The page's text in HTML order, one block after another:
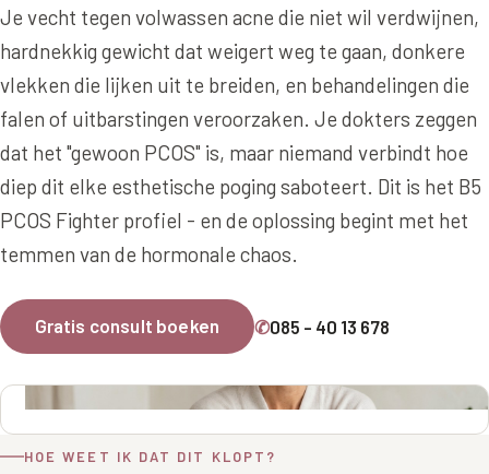
Hangende oogleden
Traangoot en wallen
Ingevallen slapen
MIDDEN & MOND
Lippen
Nasolabiale plooi
Mondhoeken
Verticale liplijntjes
Ellansé
Juvéderm Voluma
Juvéderm Volift
Juvéderm Volbella
Prostrolane
Restylane
Structuur Verlies Profiel
Erfelijke Jowl Profiel
Insuline Zwelling Profiel
Menopauze Veroudering profiel
PCOS Huid profiel
Overgevoelige Huid Profiel
Chronische ontstekingsprofiel
◍Nijmegen◍Sittard◍Enschede
085 40 13 678
Je vecht tegen volwassen acne die niet wil verdwijnen,
hardnekkig gewicht dat weigert weg te gaan, donkere
vlekken die lijken uit te breiden, en behandelingen die
falen of uitbarstingen veroorzaken. Je dokters zeggen
dat het "gewoon PCOS" is, maar niemand verbindt hoe
diep dit elke esthetische poging saboteert. Dit is het B5
PCOS Fighter profiel - en de oplossing begint met het
temmen van de hormonale chaos.
Gratis consult boeken ✆085 - 40 13 678
HOE WEET IK DAT DIT KLOPT?